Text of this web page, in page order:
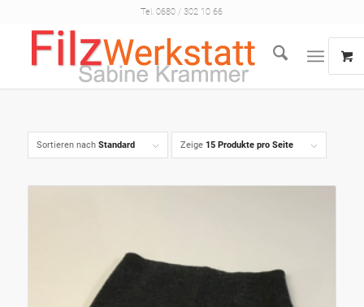
Tel. 0680 / 302 10 66
Sortieren nach Standard Zeige 15 Produkte pro Seite